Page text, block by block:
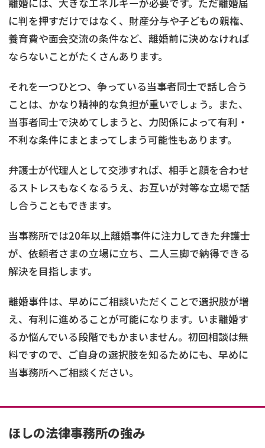
に判を押すだけではなく、財産分与や子どもの親権、
養育費や面会交流の条件など、離婚前に決めなければ
ならないことがたくさんあります。
それを一つひとつ、争っている当事者同士で話し合う
ことは、かなり精神的な負担が重いでしょう。また、
当事者同士で決めてしまうと、力関係によって有利・
不利な条件にまとまってしまう可能性もあります。
弁護士が代理人として交渉すれば、相手と顔を合わせ
るストレスもなくなるうえ、お互いが対等な立場で話
し合うこともできます。
当事務所では20年以上離婚事件に注力してきた弁護士
が、依頼者さまの立場に立ち、二人三脚で納得できる
解決を目指します。
離婚事件は、早めにご相談いただくことで選択肢が増
え、有利に進めることが可能になります。いま離婚す
るか悩んでいる段階でもかまいません。初回相談は無
料ですので、ご自身の選択肢を知るためにも、早めに
当事務所へご相談ください。
ほしの法律事務所の強み